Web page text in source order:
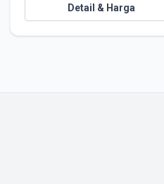
Detail & Harga